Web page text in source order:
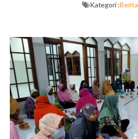
Kategori :Berita